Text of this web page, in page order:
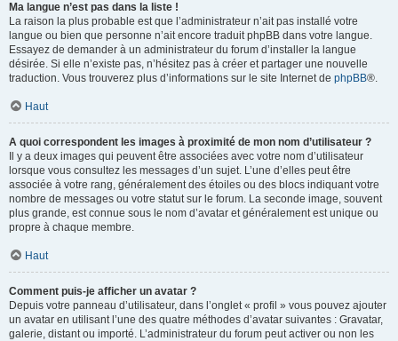
Ma langue n’est pas dans la liste !
La raison la plus probable est que l’administrateur n’ait pas installé votre
langue ou bien que personne n’ait encore traduit phpBB dans votre langue.
Essayez de demander à un administrateur du forum d’installer la langue
désirée. Si elle n’existe pas, n’hésitez pas à créer et partager une nouvelle
traduction. Vous trouverez plus d’informations sur le site Internet de phpBB®.
Haut
A quoi correspondent les images à proximité de mon nom d’utilisateur ?
Il y a deux images qui peuvent être associées avec votre nom d’utilisateur
lorsque vous consultez les messages d’un sujet. L’une d’elles peut être
associée à votre rang, généralement des étoiles ou des blocs indiquant votre
nombre de messages ou votre statut sur le forum. La seconde image, souvent
plus grande, est connue sous le nom d’avatar et généralement est unique ou
propre à chaque membre.
Haut
Comment puis-je afficher un avatar ?
Depuis votre panneau d’utilisateur, dans l’onglet « profil » vous pouvez ajouter
un avatar en utilisant l’une des quatre méthodes d’avatar suivantes : Gravatar,
galerie, distant ou importé. L’administrateur du forum peut activer ou non les